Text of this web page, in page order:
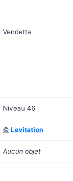
Vendetta
Niveau 46
© Levitation
Aucun objet